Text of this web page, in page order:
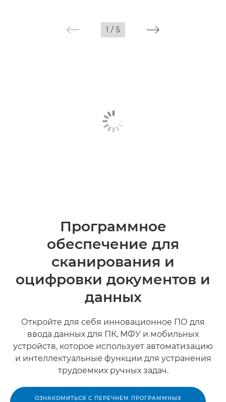
1 / 5
Программное
обеспечение для
сканирования и
оцифровки документов и
данных
Откройте для себя инновационное ПО для
ввода данных для ПК, МФУ и мобильных
устройств, которое использует автоматизацию
и интеллектуальные функции для устранения
трудоемких ручных задач.
ОЗНАКОМИТЬСЯ С ПЕРЕЧНЕМ ПРОГРАММНЫХ